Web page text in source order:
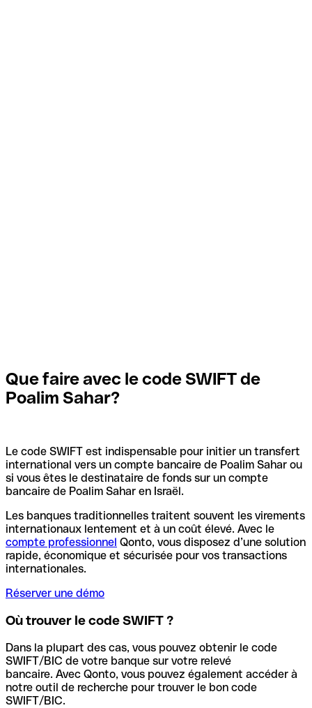
Que faire avec le code SWIFT de
Poalim Sahar?
Le code SWIFT est indispensable pour initier un transfert
international vers un compte bancaire de Poalim Sahar ou
si vous êtes le destinataire de fonds sur un compte
bancaire de Poalim Sahar en Israël.
Les banques traditionnelles traitent souvent les virements
internationaux lentement et à un coût élevé. Avec le
compte professionnel Qonto, vous disposez d’une solution
rapide, économique et sécurisée pour vos transactions
internationales.
Réserver une démo
Où trouver le code SWIFT ?
Dans la plupart des cas, vous pouvez obtenir le code
SWIFT/BIC de votre banque sur votre relevé
bancaire. Avec Qonto, vous pouvez également accéder à
notre outil de recherche pour trouver le bon code
SWIFT/BIC.